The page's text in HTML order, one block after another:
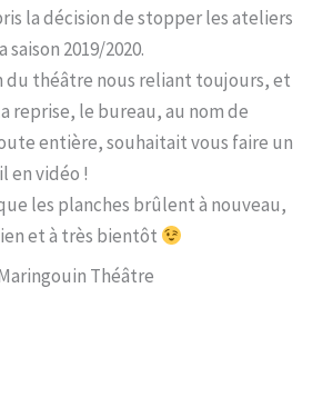
la décision de stopper les ateliers
2019/2020.
du théâtre nous reliant toujours, et
reprise, le bureau, au nom de
entière, souhaitait vous faire un
en vidéo !
les planches brûlent à nouveau,
et à très bientôt
Théâtre